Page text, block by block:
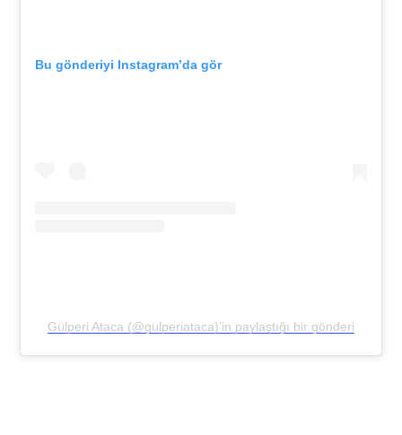
Bu gönderiyi Instagram’da gör
Gülperi Ataca (@gulperiataca)’in paylaştığı bir gönderi